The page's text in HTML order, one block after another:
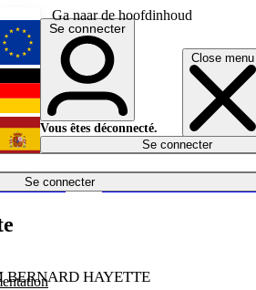
Ga naar de hoofdinhoud
Close menu
Se connecter
Économie
English
Deutsch
Español
Se connecter
Vous êtes déconnecté.
Se connecter
BERNARD HAYETTE